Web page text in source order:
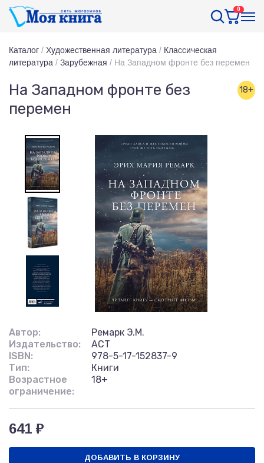
0
Каталог / Художественная литература / Классическая
литература / Зарубежная / На Западном фронте без перемен
На Западном фронте без
перемен
18+
Автор:
Ремарк Э.М.
Издательство:
АСТ
ISBN:
978-5-17-152837-9
Тип:
Книги
Возрастное
ограничение:
18+
641 ₽
ДОБАВИТЬ В КОРЗИНУ